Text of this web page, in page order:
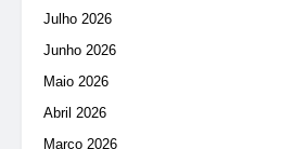
Julho 2026
Junho 2026
Maio 2026
Abril 2026
Março 2026